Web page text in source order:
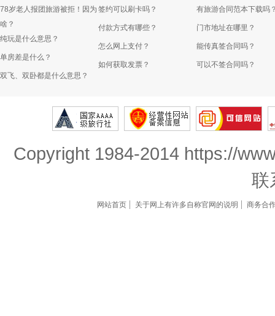
78岁老人报团旅游被拒！因为
啥？
纯玩是什么意思？
单房差是什么？
双飞、双卧都是什么意思？
签约可以刷卡吗？
付款方式有哪些？
怎么网上支付？
如何获取发票？
有旅游合同范本下载吗
门市地址在哪里？
能传真签合同吗？
可以不签合同吗？
Copyright 1984-2014 https://
联
网站首页 关于网上有许多自称官网的说明 商务合